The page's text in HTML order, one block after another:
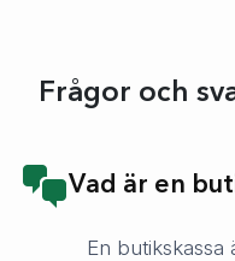
Frågor och
Vad är en
En butikskassa